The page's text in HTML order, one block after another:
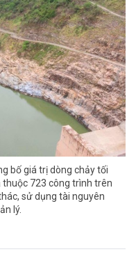
bố giá trị dòng chảy tối
thuộc 723 công trình trên
sử dụng tài nguyên
lý.